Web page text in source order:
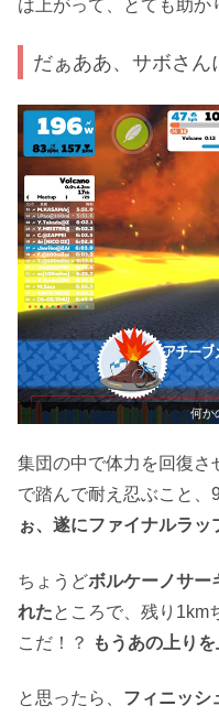
は上がって、とても助か
だぁああ、サボさん
何か
集団の中で体力を回復さ
で踏んで耐え忍ぶこと、
ぉ、遂にファイナルラッ
ちょうどボルケーノサー
れたところで、残り1km
こだ！？
もうあの上り
と思ったら、 フィニッシ